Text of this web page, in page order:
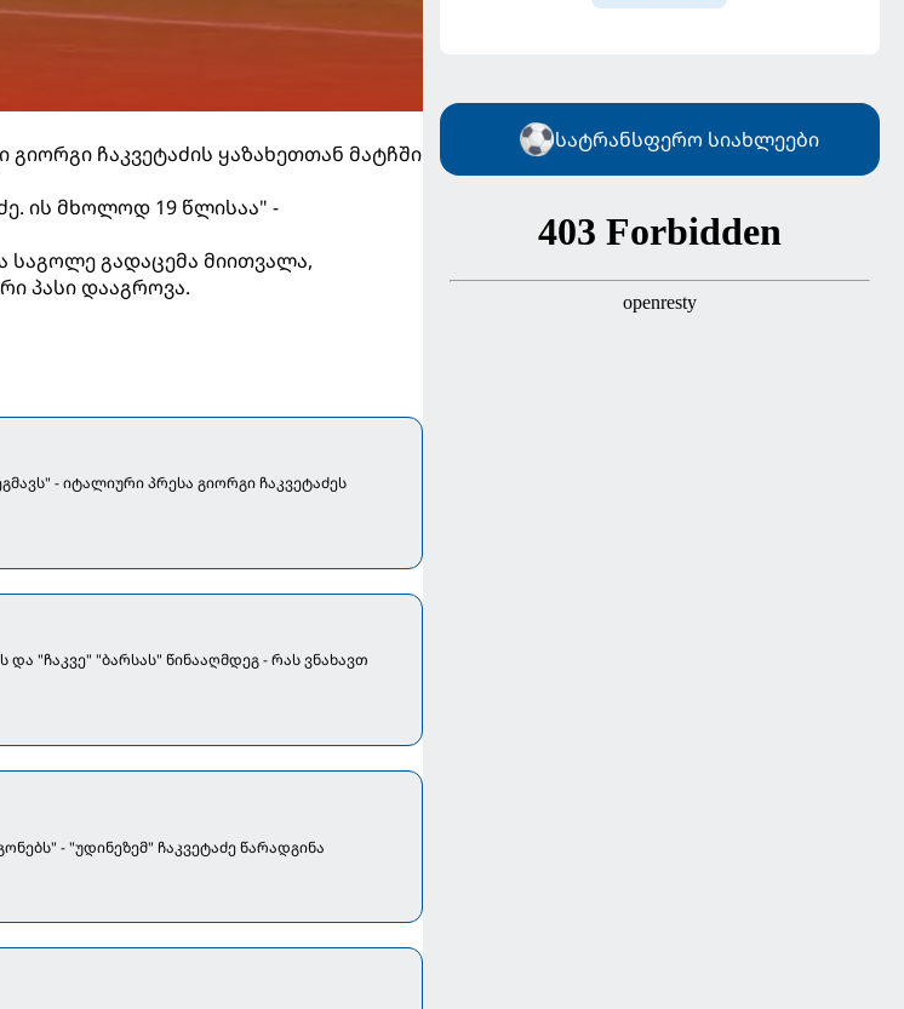
ჩაკვეტაძის ყაზახეთთან მატჩში
ის მხოლოდ 19 წლისაა" -
გადაცემა მიითვალა,
პასი დააგროვა.
- იტალიური პრესა გიორგი ჩაკვეტაძეს
ვნახავთ
- "უდინეზემ" ჩაკვეტაძე წარადგინა
სატრანსფერო სიახლეები